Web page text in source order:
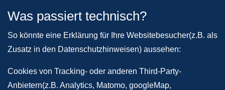
Was passiert technisch?
So könnte eine Erklärung für Ihre Websitebesucher(z.B. als
Zusatz in den Datenschutzhinweisen) aussehen:
Cookies von Tracking- oder anderen Third-Party-
Anbietern(z.B. Analytics, Matomo, googleMap,